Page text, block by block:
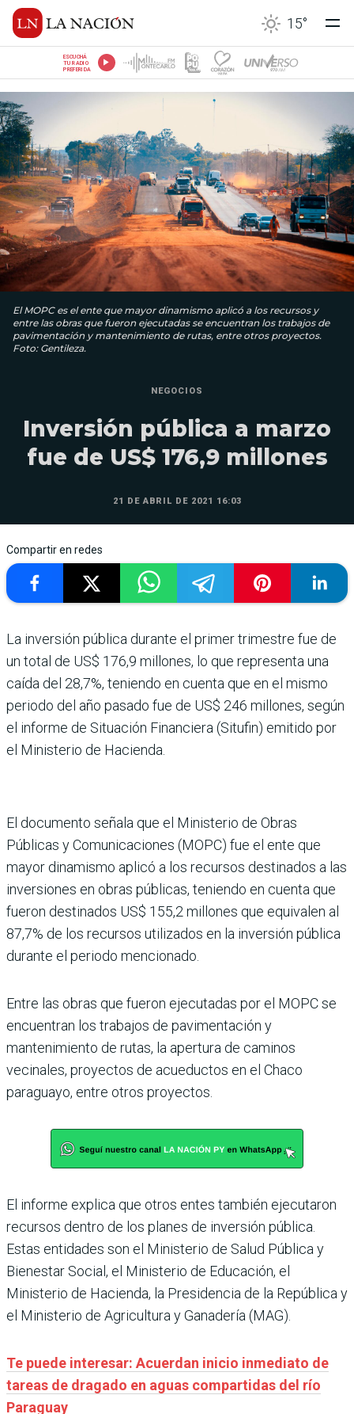
15°
ESCUCHÁ
TU RADIO
PREFERIDA
El MOPC es el ente que mayor dinamismo aplicó a los recursos y
entre las obras que fueron ejecutadas se encuentran los trabajos de
pavimentación y mantenimiento de rutas, entre otros proyectos.
Foto: Gentileza.
NEGOCIOS
Inversión pública a marzo
fue de US$ 176,9 millones
21 DE ABRIL DE 2021 16:03
Compartir en redes
La inversión pública durante el primer trimestre fue de
un total de US$ 176,9 millones, lo que representa una
caída del 28,7%, teniendo en cuenta que en el mismo
periodo del año pasado fue de US$ 246 millones, según
el informe de Situación Financiera (Situfin) emitido por
el Ministerio de Hacienda.
El documento señala que el Ministerio de Obras
Públicas y Comunicaciones (MOPC) fue el ente que
mayor dinamismo aplicó a los recursos destinados a las
inversiones en obras públicas, teniendo en cuenta que
fueron destinados US$ 155,2 millones que equivalen al
87,7% de los recursos utilizados en la inversión pública
durante el periodo mencionado.
Entre las obras que fueron ejecutadas por el MOPC se
encuentran los trabajos de pavimentación y
mantenimiento de rutas, la apertura de caminos
vecinales, proyectos de acueductos en el Chaco
paraguayo, entre otros proyectos.
El informe explica que otros entes también ejecutaron
recursos dentro de los planes de inversión pública.
Estas entidades son el Ministerio de Salud Pública y
Bienestar Social, el Ministerio de Educación, el
Ministerio de Hacienda, la Presidencia de la República y
el Ministerio de Agricultura y Ganadería (MAG).
Te puede interesar: Acuerdan inicio inmediato de
tareas de dragado en aguas compartidas del río
Paraguay